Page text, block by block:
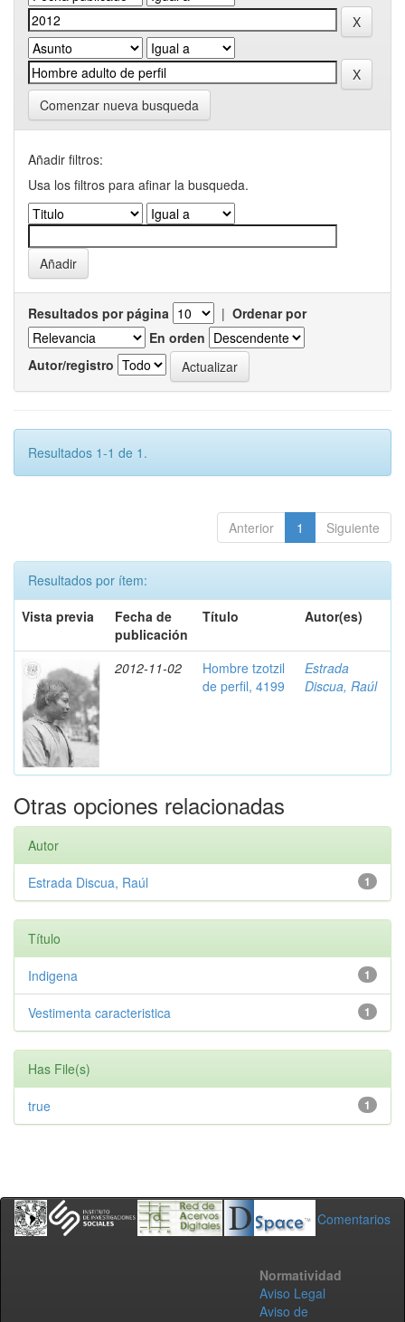
Comenzar nueva busqueda
Añadir filtros:
Usa los filtros para afinar la busqueda.
Resultados por página | Ordenar por
En orden
Autor/registro
Resultados 1-1 de 1.
Anterior 1 Siguiente
Resultados por ítem:
Vista previa
Fecha de
publicación
Título Autor(es)
2012-11-02
Hombre tzotzil
de perfil, 4199
Estrada
Discua, Raúl
Otras opciones relacionadas
Autor
1
Estrada Discua, Raúl
Título
1
Indigena
1
Vestimenta caracteristica
Has File(s)
1
true
Comentarios
Normatividad
Aviso Legal
Aviso de